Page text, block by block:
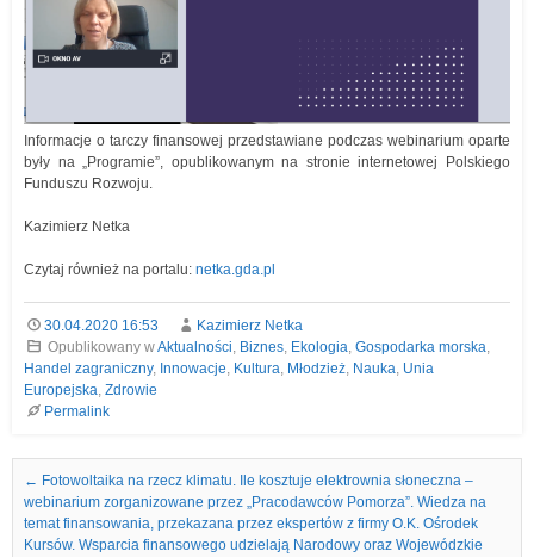
Informacje o tarczy finansowej przedstawiane podczas webinarium oparte
były na „Programie”, opublikowanym na stronie internetowej Polskiego
Funduszu Rozwoju.
Kazimierz Netka
Czytaj również na portalu: netka.gda.pl
30.04.2020 16:53
Kazimierz Netka
Opublikowany wAktualności, Biznes, Ekologia, Gospodarka morska,
Handel zagraniczny, Innowacje, Kultura, Młodzież, Nauka, Unia
Europejska, Zdrowie
Permalink
Nawigacja we wpisach
← Fotowoltaika na rzecz klimatu. Ile kosztuje elektrownia słoneczna –
webinarium zorganizowane przez „Pracodawców Pomorza”. Wiedza na
temat finansowania, przekazana przez ekspertów z firmy O.K. Ośrodek
Kursów. Wsparcia finansowego udzielają Narodowy oraz Wojewódzkie